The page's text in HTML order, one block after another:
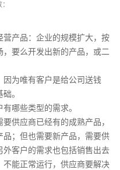
产品：企业的规模扩大，按
要么开发出新的产品，或二
为唯有客户是给公司送钱
。
哪些类型的需求。
供应商已经有的成熟产品，
；但也需要新产品，需要供
客户的需求也包括销售出去
能正常运行，供应商要解决